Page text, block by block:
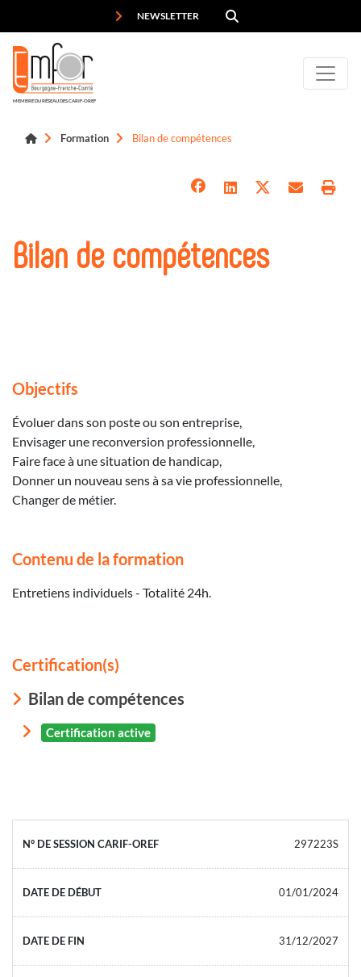
NEWSLETTER
MEMBRE DU RÉSEAU DES CARIF-OREF
Formation Bilan de compétences
Bilan de compétences
Objectifs
Évoluer dans son poste ou son entreprise,
Envisager une reconversion professionnelle,
Faire face à une situation de handicap,
Donner un nouveau sens à sa vie professionnelle,
Changer de métier.
Contenu de la formation
Entretiens individuels - Totalité 24h.
Certification(s)
Bilan de compétences
Certification active
297223S
01/01/2024
31/12/2027
Panneau de gestion des cookies